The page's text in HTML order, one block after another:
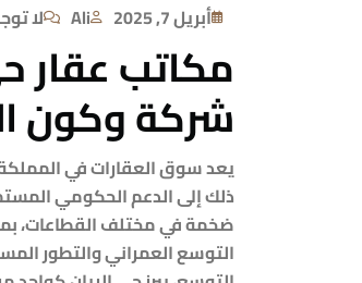
أبريل 7, 2025 Ali لا
مكاتب عقار
شركة وكون
يعد سوق العقارات في
ضخمة في مختلف القطاعات،
التوسع العمراني والتطور